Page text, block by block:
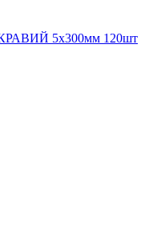
5х300мм 120шт